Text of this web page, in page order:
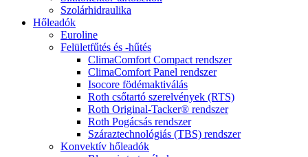
Szolárhidraulika
Hőleadók
Euroline
Felületfűtés és -hűtés
ClimaComfort Compact rendszer
ClimaComfort Panel rendszer
Isocore födémaktiválás
Roth csőtartó szerelvények (RTS)
Roth Original-Tacker® rendszer
Roth Pogácsás rendszer
Száraztechnológiás (TBS) rendszer
Konvektív hőleadók